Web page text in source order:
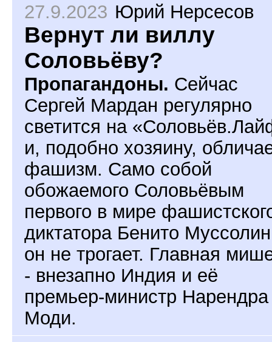
27.9.2023 Юрий Нерсесов
Вернут ли виллу
Соловьёву?
Пропагандоны. Сейчас
Сергей Мардан регулярно
светится на
и, подобно хозяину,
фашизм. Само собой
обожаемого Соловьёвым
первого в мире
диктатора Бенито
он не трогает. Главная
- внезапно Индия и её
премьер-министр Нарендра
Моди.